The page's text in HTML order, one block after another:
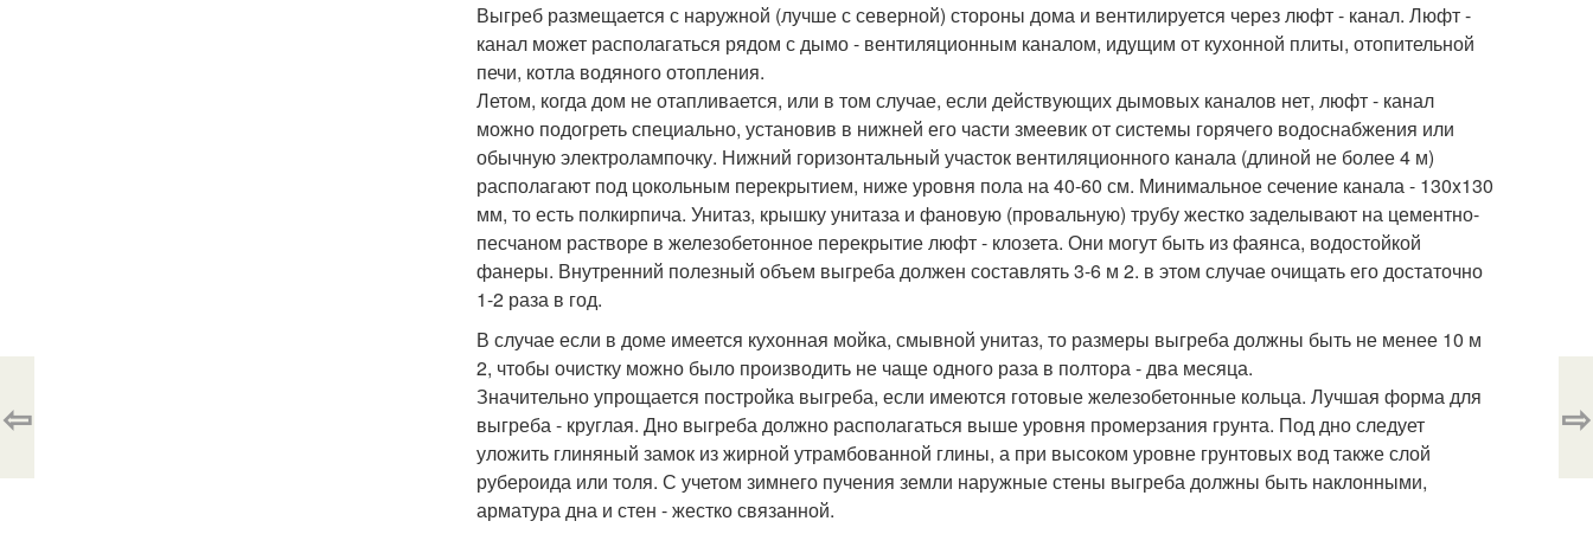
Выгреб размещается с наружной (лучше с северной) стороны дома и вентилируется через люфт - канал. Люфт -
канал может располагаться рядом с дымо - вентиляционным каналом, идущим от кухонной плиты, отопительной
печи, котла водяного отопления.
Летом, когда дом не отапливается, или в том случае, если действующих дымовых каналов нет, люфт - канал
можно подогреть специально, установив в нижней его части змеевик от системы горячего водоснабжения или
обычную электролампочку. Нижний горизонтальный участок вентиляционного канала (длиной не более 4 м)
располагают под цокольным перекрытием, ниже уровня пола на 40-60 см. Минимальное сечение канала - 130x130
мм, то есть полкирпича. Унитаз, крышку унитаза и фановую (провальную) трубу жестко заделывают на цементно-
песчаном растворе в железобетонное перекрытие люфт - клозета. Они могут быть из фаянса, водостойкой
фанеры. Внутренний полезный объем выгреба должен составлять 3-6 м 2. в этом случае очищать его достаточно
1-2 раза в год.
В случае если в доме имеется кухонная мойка, смывной унитаз, то размеры выгреба должны быть не менее 10 м
2, чтобы очистку можно было производить не чаще одного раза в полтора - два месяца.
Значительно упрощается постройка выгреба, если имеются готовые железобетонные кольца. Лучшая форма для
выгреба - круглая. Дно выгреба должно располагаться выше уровня промерзания грунта. Под дно следует
уложить глиняный замок из жирной утрамбованной глины, а при высоком уровне грунтовых вод также слой
рубероида или толя. С учетом зимнего пучения земли наружные стены выгреба должны быть наклонными,
арматура дна и стен - жестко связанной.
⇦ ⇨